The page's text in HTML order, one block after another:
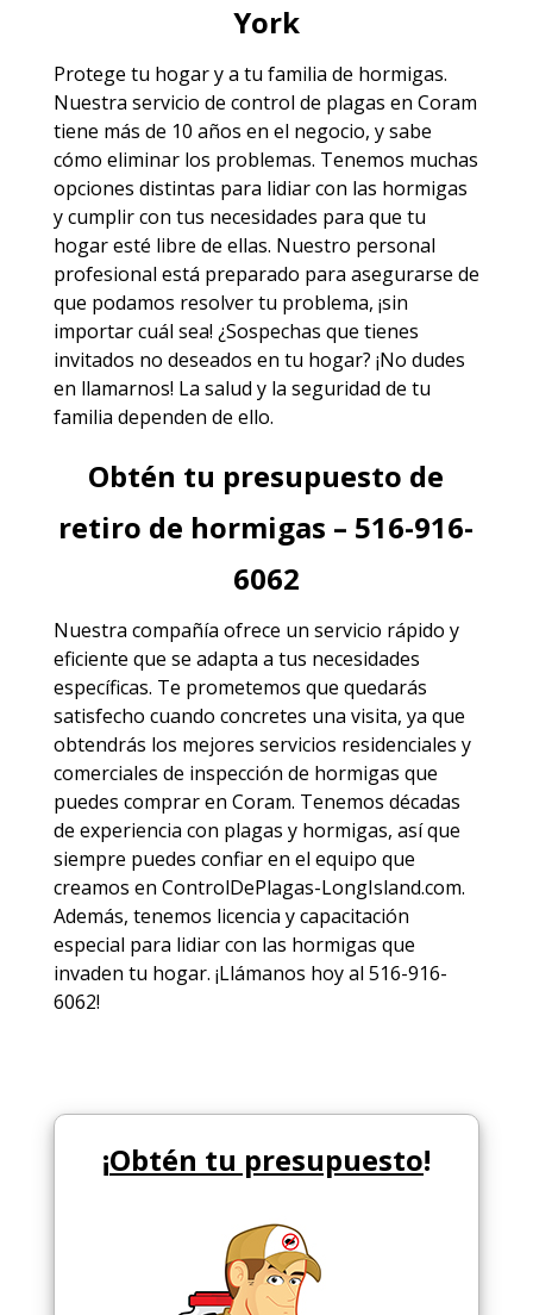
York
Protege tu hogar y a tu familia de hormigas.
Nuestra servicio de control de plagas en Coram
tiene más de 10 años en el negocio, y sabe
cómo eliminar los problemas. Tenemos muchas
opciones distintas para lidiar con las hormigas
y cumplir con tus necesidades para que tu
hogar esté libre de ellas. Nuestro personal
profesional está preparado para asegurarse de
que podamos resolver tu problema, ¡sin
importar cuál sea! ¿Sospechas que tienes
invitados no deseados en tu hogar? ¡No dudes
en llamarnos! La salud y la seguridad de tu
familia dependen de ello.
Obtén tu presupuesto de
retiro de hormigas – 516-916-
6062
Nuestra compañía ofrece un servicio rápido y
eficiente que se adapta a tus necesidades
específicas. Te prometemos que quedarás
satisfecho cuando concretes una visita, ya que
obtendrás los mejores servicios residenciales y
comerciales de inspección de hormigas que
puedes comprar en Coram. Tenemos décadas
de experiencia con plagas y hormigas, así que
siempre puedes confiar en el equipo que
creamos en ControlDePlagas-LongIsland.com.
Además, tenemos licencia y capacitación
especial para lidiar con las hormigas que
invaden tu hogar. ¡Llámanos hoy al 516-916-
6062!
¡Obtén tu presupuesto!